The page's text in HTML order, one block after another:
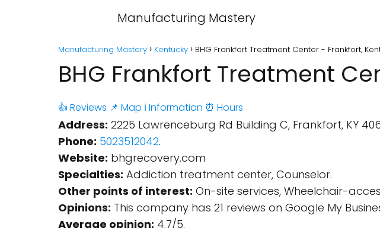
Manufacturing Mastery
Manufacturing Mastery Kentucky BHG Frankfort Treatment Center - Frankfort,
BHG Frankfort Treatment
👍 Reviews 📌 Map ℹ️ Information ⏰ Hours
Address: 2225 Lawrenceburg Rd Building C, Frankfort, KY
Phone: 5023512042.
Website: bhgrecovery.com
Specialties: Addiction treatment center, Counselor.
Other points of interest: On-site services, Wheelchair-
Opinions: This company has 21 reviews on Google My
Average opinion: 4.7/5.